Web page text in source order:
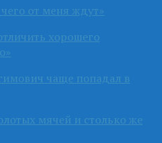
от меня ждут»
хорошего
чаще попадал в
мячей и столько же